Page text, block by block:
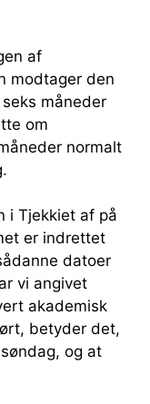
af
modtager den
måneder
om
normalt
i Tjekkiet af på
er indrettet
datoer
vi angivet
akademisk
betyder det,
og at